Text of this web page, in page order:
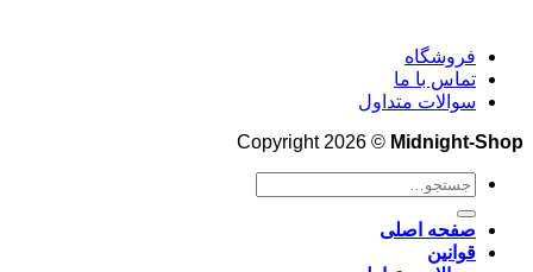
فروشگاه
تماس با ما
سوالات متداول
Copyright 2026 © Midnight-Shop
جستجو
صفحه اصلی
قوانین